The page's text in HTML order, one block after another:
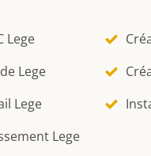
Lege
Lege
Lege
Lege